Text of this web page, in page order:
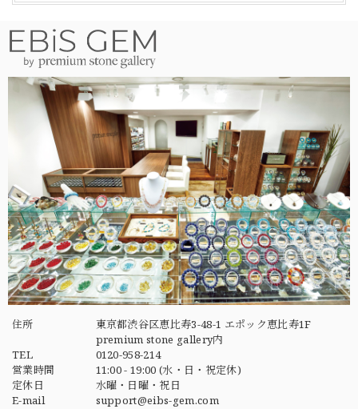
住所
東京都渋谷区恵比寿3-48-1 エポック恵比寿1F
premium stone gallery内
TEL
0120-958-214
営業時間
11:00 - 19:00 (水・日・祝定休)
定休日
水曜・日曜・祝日
E-mail
support@eibs-gem.com